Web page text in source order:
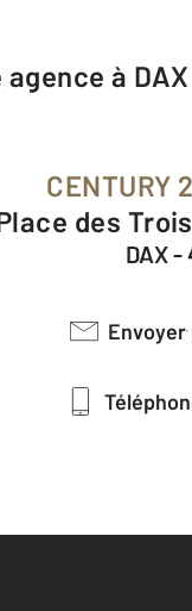
à DAX
Place des
DAX